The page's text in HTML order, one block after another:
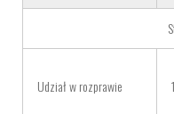
Udział w rozprawie